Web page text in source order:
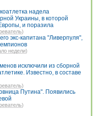
надела
Украины, в которой
и поразила
)
экс-капитана "Ливерпуля",
недели)
исключили из сборной
Известно, в составе
)
Путина". Появились
)